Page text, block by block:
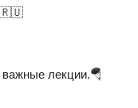
🇷🇺
лекции.🪂